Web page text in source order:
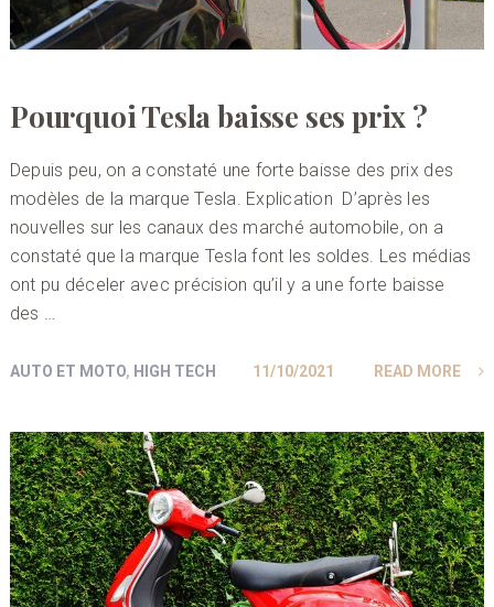
Pourquoi Tesla baisse ses prix ?
Depuis peu, on a constaté une forte baisse des prix des
modèles de la marque Tesla. Explication D’après les
nouvelles sur les canaux des marché automobile, on a
constaté que la marque Tesla font les soldes. Les médias
ont pu déceler avec précision qu’il y a une forte baisse
des …
AUTO ET MOTO, HIGH TECH 11/10/2021 READ MORE